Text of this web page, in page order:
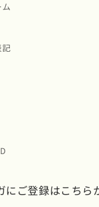
記
にご登録はこちら